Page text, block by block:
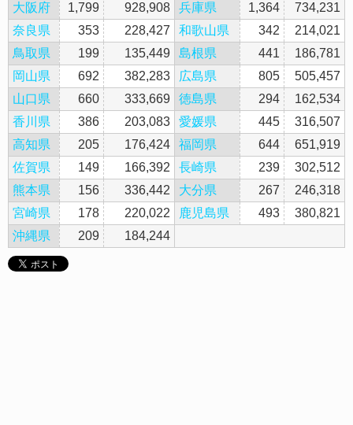
大阪府 1,799 928,908 兵庫県 1,364
734,231
奈良県
353 228,427 和歌山県 342
214,021
鳥取県
199 135,449 島根県 441
186,781
岡山県
692 382,283 広島県 805
505,457
山口県
660 333,669 徳島県 294
162,534
香川県
386 203,083 愛媛県 445
316,507
高知県
205 176,424 福岡県 644
651,919
佐賀県
149 166,392 長崎県 239
302,512
熊本県
156 336,442 大分県 267
246,318
宮崎県
178 220,022 鹿児島県 493
380,821
沖縄県
209 184,244